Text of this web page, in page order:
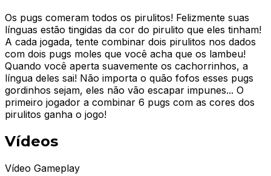
Os pugs comeram todos os pirulitos! Felizmente suas
línguas estão tingidas da cor do pirulito que eles tinham!
A cada jogada, tente combinar dois pirulitos nos dados
com dois pugs moles que você acha que os lambeu!
Quando você aperta suavemente os cachorrinhos, a
língua deles sai! Não importa o quão fofos esses pugs
gordinhos sejam, eles não vão escapar impunes... O
primeiro jogador a combinar 6 pugs com as cores dos
pirulitos ganha o jogo!
Vídeos
Vídeo Gameplay